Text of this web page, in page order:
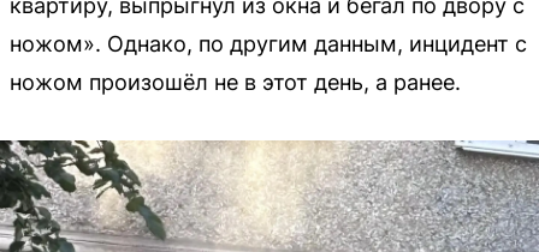
квартиру, выпрыгнул из окна и бегал по двору с
ножом». Однако, по другим данным, инцидент с
ножом произошёл не в этот день, а ранее.